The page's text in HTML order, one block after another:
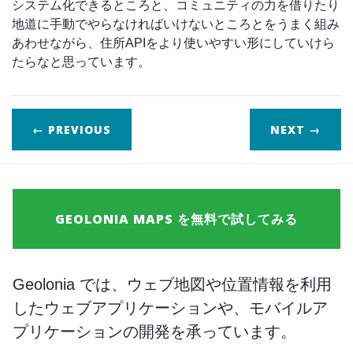
システム化できるところと、コミュニティの力を借りたり
地道に手動でやらなければいけないところとをうまく組み
あわせながら、住所APIをより使いやすい形にしていけら
たらなと思っています。
← PREVIOUS NEXT →
GEOLONIA MAPS を無料で試してみる
Geolonia では、ウェブ地図や位置情報を利用
したウェブアプリケーションや、モバイルア
プリケーションの開発を承っています。